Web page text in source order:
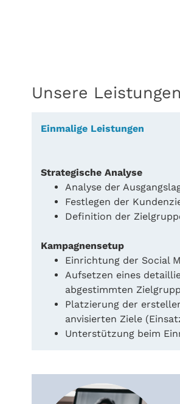
Unsere
Einmalige Leistungen
Strategische Analyse
Analyse der
Festlegen der
Definition der
Kampagnensetup
Einrichtung der Social
Aufsetzen eines
abgestimmten
Platzierung der
anvisierten Ziele
Unterstützung beim